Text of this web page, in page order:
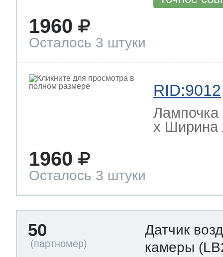
1960
Осталось 3 штуки
RID:9012
Лампочка
х Ширина
1960
Осталось 3 штуки
50
Датчик
камеры